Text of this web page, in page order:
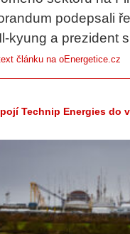
podepsali
kyung a prezident
článku na oEnergetice.cz
Technip Energies do